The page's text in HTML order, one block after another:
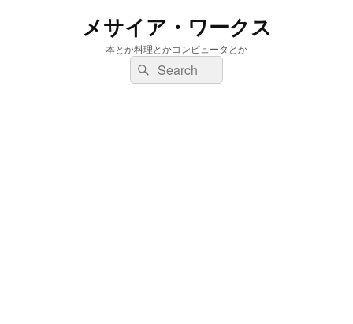
メサイア・ワークス
本とか料理とかコンピュータとか
検
索:
検
索